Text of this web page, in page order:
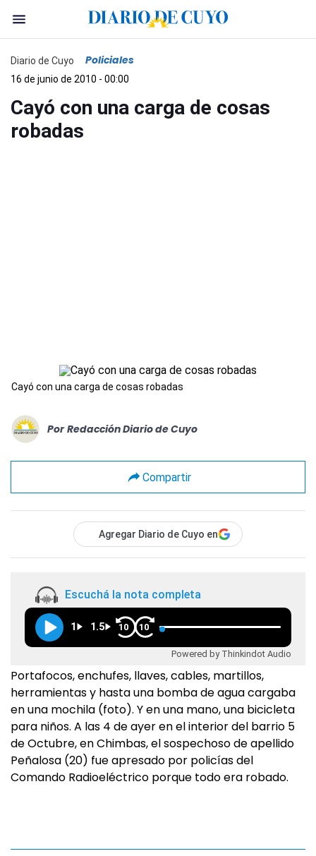
Diario de Cuyo Policiales
16 de junio de 2010 - 00:00
Cayó con una carga de cosas
robadas
Cayó con una carga de cosas robadas
Por Redacción Diario de Cuyo
Compartir
Agregar Diario de Cuyo en
Escuchá la nota completa
1 1.5 10 10
Powered by Thinkindot Audio
Portafocos, enchufes, llaves, cables, martillos,
herramientas y hasta una bomba de agua cargaba
en una mochila (foto). Y en una mano, una bicicleta
para niños. A las 4 de ayer en el interior del barrio 5
de Octubre, en Chimbas, el sospechoso de apellido
Peñalosa (20) fue apresado por policías del
Comando Radioeléctrico porque todo era robado.